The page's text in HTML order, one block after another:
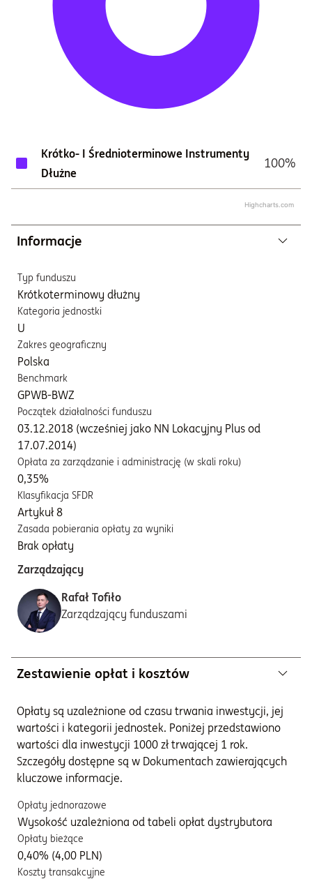
Highcharts.com
Krótko- I Średnioterminowe Instrumenty
Dłużne
100%
Informacje
Typ funduszu
Krótkoterminowy dłużny
Kategoria jednostki
U
Zakres geograficzny
Polska
Benchmark
GPWB-BWZ
Początek działalności funduszu
03.12.2018 (wcześniej jako NN Lokacyjny Plus od
17.07.2014)
Opłata za zarządzanie i administrację (w skali roku)
0,35%
Klasyfikacja SFDR
Artykuł 8
Zasada pobierania opłaty za wyniki
Brak opłaty
Zarządzający
Rafał Tofiło
Zarządzający funduszami
Zestawienie opłat i kosztów
Opłaty są uzależnione od czasu trwania inwestycji, jej
wartości i kategorii jednostek. Poniżej przedstawiono
wartości dla inwestycji 1000 zł trwającej 1 rok.
Szczegóły dostępne są w Dokumentach zawierających
kluczowe informacje.
Opłaty jednorazowe
Wysokość uzależniona od tabeli opłat dystrybutora
Opłaty bieżące
0,40% (4,00 PLN)
Koszty transakcyjne